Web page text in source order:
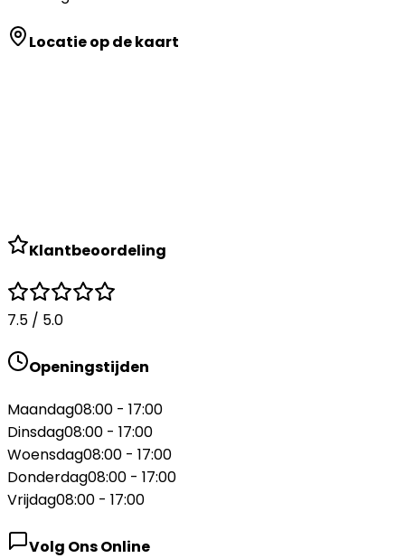
Locatie op de kaart
Klantbeoordeling
7.5 / 5.0
Openingstijden
Maandag08:00 - 17:00
Dinsdag08:00 - 17:00
Woensdag08:00 - 17:00
Donderdag08:00 - 17:00
Vrijdag08:00 - 17:00
Volg Ons Online